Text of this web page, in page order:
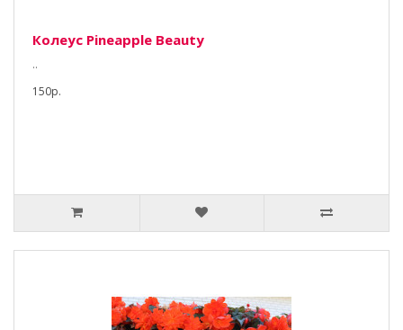
Колеус Pineapple Beauty
..
150р.